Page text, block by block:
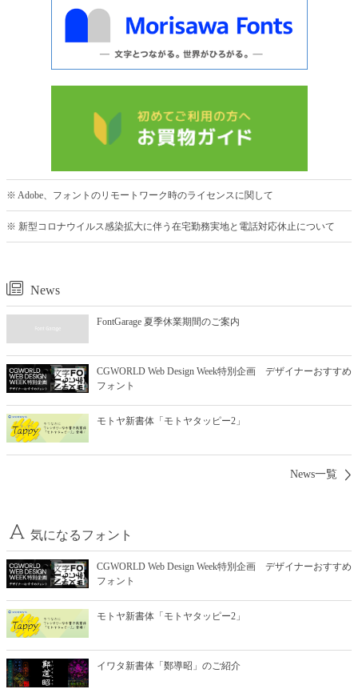
※ Adobe、フォントのリモートワーク時のライセンスに関して
※ 新型コロナウイルス感染拡大に伴う在宅勤務実地と電話対応休止について
News
FontGarage 夏季休業期間のご案内
CGWORLD Web Design Week特別企画 デザイナーおすすめ
フォント
モトヤ新書体「モトヤタッピー2」
News一覧
気になるフォント
CGWORLD Web Design Week特別企画 デザイナーおすすめ
フォント
モトヤ新書体「モトヤタッピー2」
イワタ新書体「鄭導昭」のご紹介